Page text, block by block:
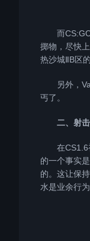
而CS:GO
掷物，尽快
热沙城ⅡB区
另外，
丐了。
二、射
在CS1.6初
的一个事实
的。这让保
水是业余行